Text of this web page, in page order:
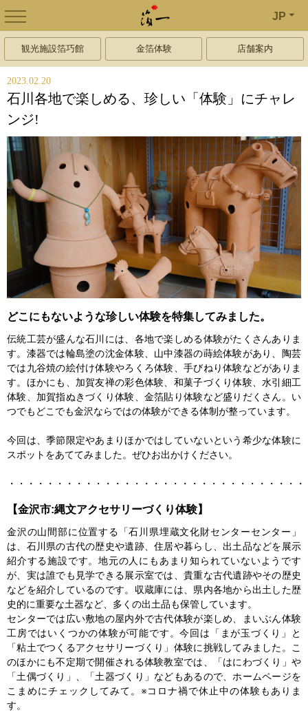
JP
観光施設箔巧館 金箔体験 店舗案内
2023.02.20
石川各地で楽しめる、珍しい「体験」にチャレ
ンジ!
どこにもないような珍しい体験を特集してみました。
伝統工芸が盛んな石川には、各地で楽しめる体験がたくさんありま
す。漆器では輪島塗の沈金体験、山中漆器の蒔絵体験があり、陶芸
では九谷焼の絵付け体験やろくろ体験、手びねり体験などがありま
す。ほかにも、加賀友禅の彩色体験、和菓子づくり体験、水引細工
体験、加賀指ぬきづくり体験、金箔貼り体験など盛りだくさん。い
つでもどこでも金沢ならではの体験ができる体制が整っています。
今回は、季節限定やあまりほかではしていないという希少な体験に
スポットをあててみました。ぜひお出かけください。
・・・・・・・・・・・・・・・・・・・・・・・・・・・・・・
【金沢市:縄文アクセサリーづくり体験】
金沢の山間部に位置する「石川県埋蔵文化財センターセンター」
は、石川県の古代の歴史や遺跡、住居や暮らし、出土品などを展示
紹介する施設です。地元の人にもあまり知られていないようです
が、実は誰でも見学できる展示室では、貴重な古代遺跡やその歴史
などを紹介しているのです。収蔵庫には、県内各地から出土した歴
史的に重要な土器など、多くの出土品も保管しています。
センターでは広い敷地の屋内外で古代体験が楽しめ、まいぶん体験
工房ではいくつかの体験が可能です。今回は「まが玉づくり」と
「粘土でつくるアクセサリーづくり」体験に挑戦してみました。こ
のほかにも不定期で開催される体験教室では、「はにわづくり」や
「土偶づくり」、「土器づくり」などもあるので、ホームページを
こまめにチェックしてみて。※コロナ禍で休止中の体験もありま
す。